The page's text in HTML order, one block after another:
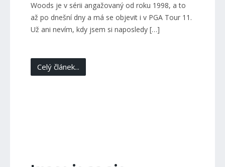
Woods je v sérii angažovaný od roku 1998, a to
až po dnešní dny a má se objevit i v PGA Tour 11.
Už ani nevím, kdy jsem si naposledy […]
Celý článek...